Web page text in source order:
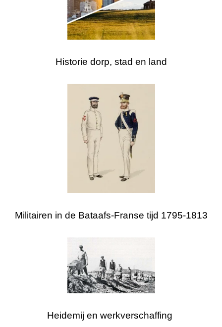
Historie dorp, stad en land
Militairen in de Bataafs-Franse tijd 1795-1813
Heidemij en werkverschaffing